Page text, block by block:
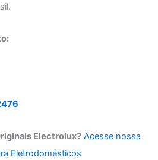
Electrolux? Acesse nossa
Eletrodomésticos